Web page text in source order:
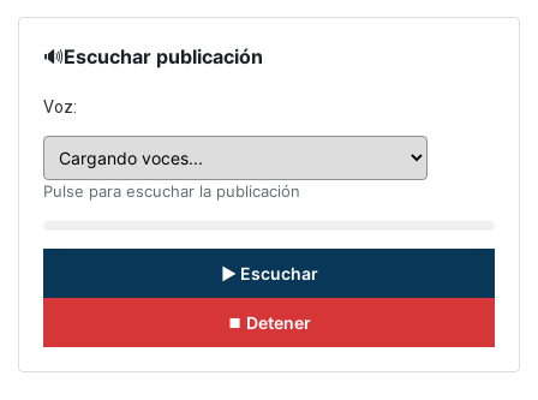
🔊Escuchar publicación
Voz:
Pulse para escuchar la publicación
▶ Escuchar
⏹ Detener